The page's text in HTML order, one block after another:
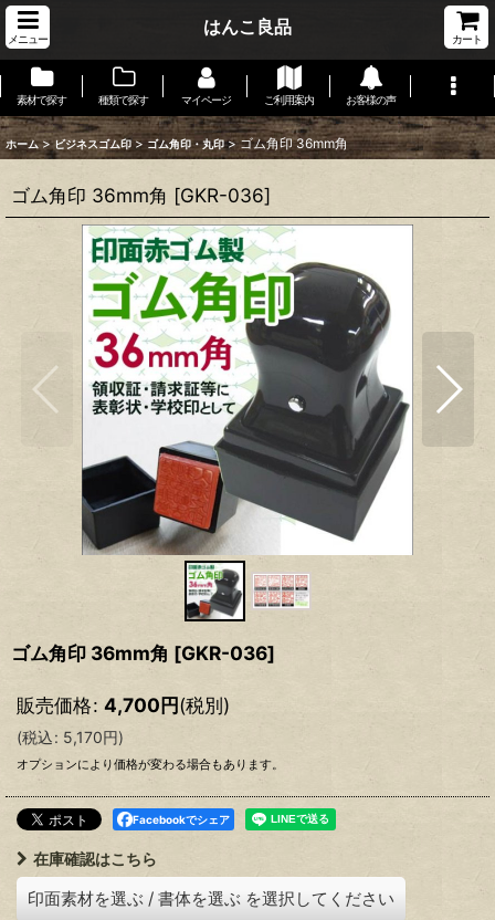
メニュー
はんこ良品
カート
素材で探す 種類で探す マイページ ご利用案内 お客様の声
ホーム > ビジネスゴム印 > ゴム角印・丸印 > ゴム角印 36mm角
ゴム角印 36mm角 [GKR-036]
ゴム角印 36mm角 [GKR-036]
販売価格: 4,700円(税別)
(税込: 5,170円)
オプションにより価格が変わる場合もあります。
Facebookでシェア
在庫確認はこちら
印面素材を選ぶ / 書体を選ぶ を選択してください